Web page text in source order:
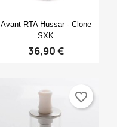
Anteprima
Avant RTA Hussar - Clone
SXK
36,90 €
favorite_border